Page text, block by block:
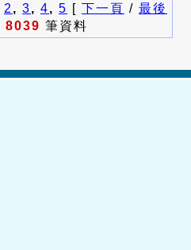
2 , 3, 4, 5 [ 下一頁 / 最後
8039 筆資料